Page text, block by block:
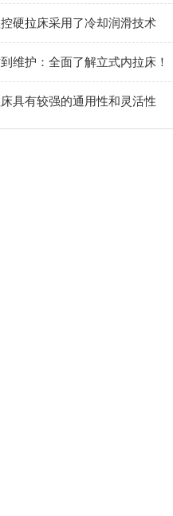
硬拉床采用了冷却润滑技术
维护：全面了解立式内拉床！
具有较强的通用性和灵活性